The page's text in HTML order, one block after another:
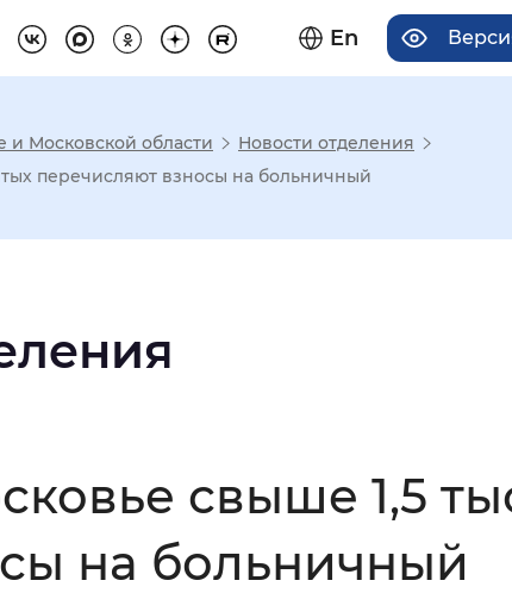
En
отображения
Инверсивный монохромный
и Московской области
Новости отделения
перечисляют взносы на больничный
свыше 1,5
на больничный